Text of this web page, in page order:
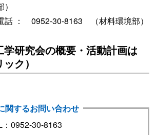
）
話 ： 0952-30-8163 （材料環境部）
研究会の概要・活動計画は
ク）
関するお問い合わせ
0952-30-8163